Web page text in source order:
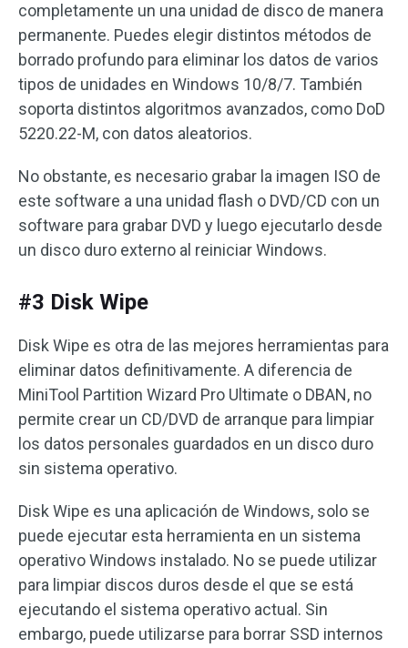
completamente un una unidad de disco de manera
permanente. Puedes elegir distintos métodos de
borrado profundo para eliminar los datos de varios
tipos de unidades en Windows 10/8/7. También
soporta distintos algoritmos avanzados, como DoD
5220.22-M, con datos aleatorios.
No obstante, es necesario grabar la imagen ISO de
este software a una unidad flash o DVD/CD con un
software para grabar DVD y luego ejecutarlo desde
un disco duro externo al reiniciar Windows.
#3 Disk Wipe
Disk Wipe es otra de las mejores herramientas para
eliminar datos definitivamente. A diferencia de
MiniTool Partition Wizard Pro Ultimate o DBAN, no
permite crear un CD/DVD de arranque para limpiar
los datos personales guardados en un disco duro
sin sistema operativo.
Disk Wipe es una aplicación de Windows, solo se
puede ejecutar esta herramienta en un sistema
operativo Windows instalado. No se puede utilizar
para limpiar discos duros desde el que se está
ejecutando el sistema operativo actual. Sin
embargo, puede utilizarse para borrar SSD internos